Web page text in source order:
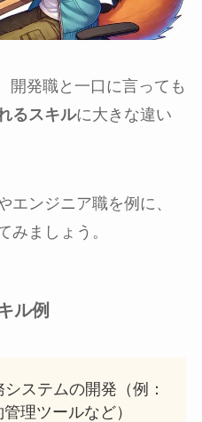
開発職と一口に言っても
るスキルに大きな違い
エンジニア職を例に、
みましょう。
ル例
ステムの開発（例：
理ツールなど）